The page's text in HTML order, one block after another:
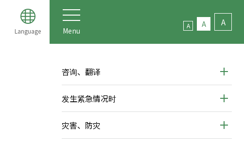
Language Menu
A A A
咨询、翻译
发生紧急情况时
灾害、防灾